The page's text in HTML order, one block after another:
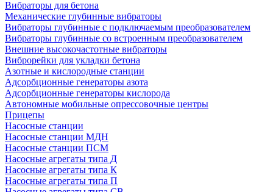
Вибраторы для бетона
Механические глубинные вибраторы
Вибраторы глубинные с подключаемым преобразователем
Вибраторы глубинные со встроенным преобразователем
Внешние высокочастотные вибраторы
Виброрейки для укладки бетона
Азотные и кислородные станции
Адсорбционные генераторы азота
Адсорбционные генераторы кислорода
Автономные мобильные опрессовочные центры
Прицепы
Насосные станции
Насосные станции МДН
Насосные станции ПСМ
Насосные агрегаты типа Д
Насосные агрегаты типа К
Насосные агрегаты типа П